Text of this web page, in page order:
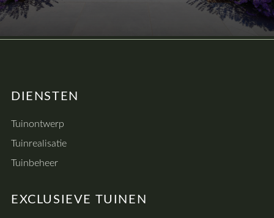
DIENSTEN
Tuinontwerp
Tuinrealisatie
Tuinbeheer
EXCLUSIEVE TUINEN